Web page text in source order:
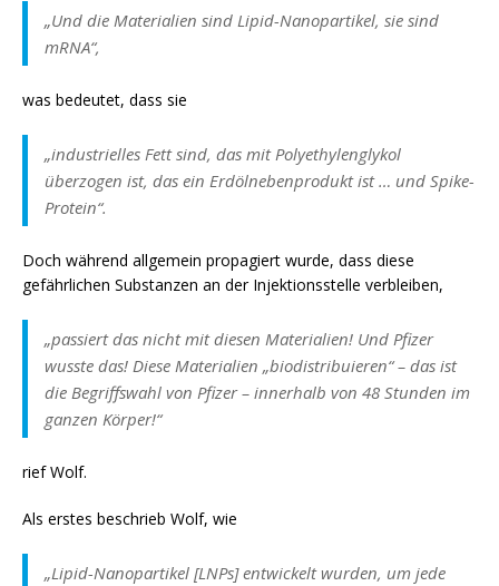
„Und die Materialien sind Lipid-Nanopartikel, sie sind
mRNA“,
was bedeutet, dass sie
„industrielles Fett sind, das mit Polyethylenglykol
überzogen ist, das ein Erdölnebenprodukt ist … und Spike-
Protein“.
Doch während allgemein propagiert wurde, dass diese
gefährlichen Substanzen an der Injektionsstelle verbleiben,
„passiert das nicht mit diesen Materialien! Und Pfizer
wusste das! Diese Materialien „biodistribuieren“ – das ist
die Begriffswahl von Pfizer – innerhalb von 48 Stunden im
ganzen Körper!“
rief Wolf.
Als erstes beschrieb Wolf, wie
„Lipid-Nanopartikel [LNPs] entwickelt wurden, um jede